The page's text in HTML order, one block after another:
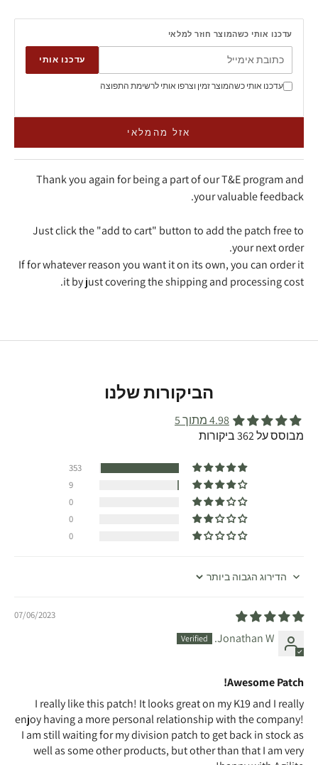
עדכנו אותי כשהמוצר חוזר למלאי
עדכנו אותי
עדכנו אותי כשהמוצר זמין וצרפו אותי לרשימת התפוצה
אזל מהמלאי
Thank you again for being a part of our T&E program and
your valuable feedback.
Just click the "add to cart" button to add the patch free to
your next order.
If for whatever reason you want it on its own, you can order it
it by just covering the shipping and processing cost.
הביקורות שלנו
4.98 מתוך 5
מבוסס על 362 ביקורות
353
9
0
0
0
Sort by
07/06/2023
Jonathan W.
Awesome Patch!
I really like this patch! It looks great on my K19 and I really
enjoy having a more personal relationship with the company!
I am still waiting for my division patch to get back in stock as
well as some other products, but other than that I am very